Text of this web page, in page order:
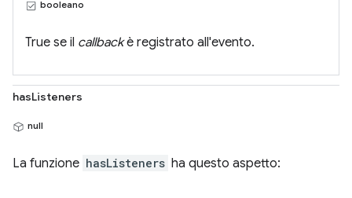
booleano
True se il callbackè registrato all'evento.
hasListeners
null
La funzione hasListeners ha questo aspetto: